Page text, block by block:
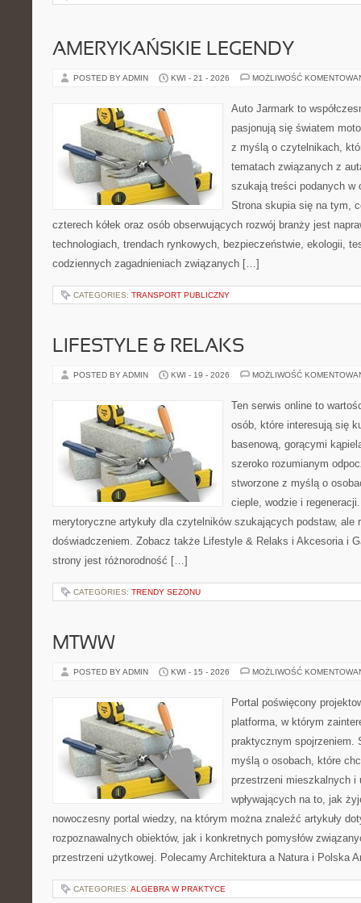
AMERYKAŃSKIE LEGENDY
POSTED BY ADMIN KWI - 21 - 2026 MOŻLIWOŚĆ
Auto Jarmark to
pasjonują się światem
z myślą o czytelnikach,
tematach związanych z
szukają treści podanych
Strona skupia się na tym,
czterech kółek oraz osób obserwujących rozwój branży jest
technologiach, trendach rynkowych, bezpieczeństwie, ekologii,
codziennych zagadnieniach związanych […]
CATEGORIES: TRANSPORT PUBLICZNY
LIFESTYLE & RELAKS
POSTED BY ADMIN KWI - 19 - 2026 MOŻLIWOŚĆ
Ten serwis online to
osób, które interesują się
basenową, gorącymi
szeroko rozumianym
stworzone z myślą o
cieple, wodzie i
merytoryczne artykuły dla czytelników szukających podstaw, ale
doświadczeniem. Zobacz także Lifestyle & Relaks i Akcesoria i
strony jest różnorodność […]
CATEGORIES: TRENDY SEZONU
MTWW
POSTED BY ADMIN KWI - 15 - 2026 MOŻLIWOŚĆ
Portal poświęcony
platforma, w którym
praktycznym spojrzeniem.
myślą o osobach, które
przestrzeni mieszkalnych i
wpływających na to, jak
nowoczesny portal wiedzy, na którym można znaleźć artykuły
rozpoznawalnych obiektów, jak i konkretnych pomysłów
przestrzeni użytkowej. Polecamy Architektura a Natura i Polska
CATEGORIES: ALGEBRA W PRAKTYCE